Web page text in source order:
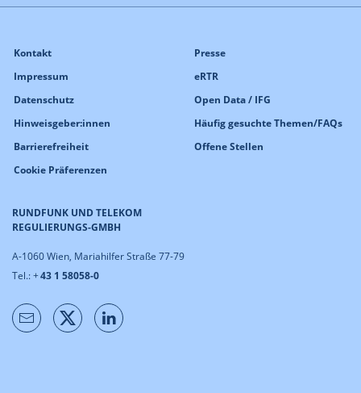
RUNDFUNK UND TELEKOM
REGULIERUNGS-GMBH
A-1060 Wien, Mariahilfer Straße 77-79
Tel.: +43 1 58058-0
Kontakt
Impressum
Datenschutz
Hinweisgeber:innen
Barrierefreiheit
Cookie Präferenzen
Presse
eRTR
Open Data / IFG
Häufig gesuchte Themen/FAQs
Offene Stellen